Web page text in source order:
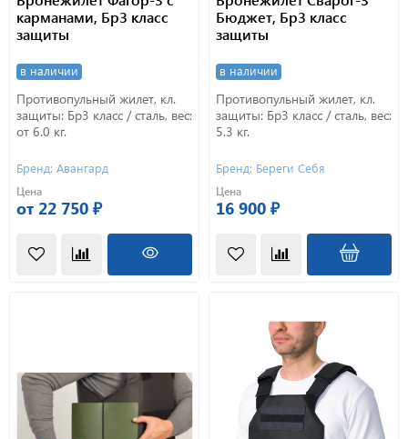
карманами, Бр3 класс
защиты
в наличии
Противопульный жилет, кл.
защиты: Бр3 класс / сталь, вес:
от 6.0 кг.
Бренд: Авангард
Цена
от 22 750 ₽
Бюджет, Бр3 класс
защиты
в наличии
Противопульный жилет, кл.
защиты: Бр3 класс / сталь, вес:
5.3 кг.
Бренд: Береги Себя
Цена
16 900 ₽